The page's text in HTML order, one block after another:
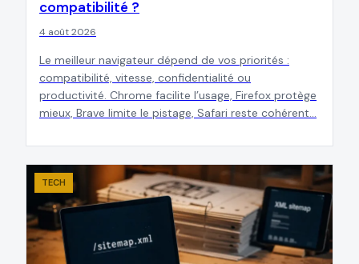
compatibilité ?
4 août 2026
Le meilleur navigateur dépend de vos priorités :
compatibilité, vitesse, confidentialité ou
productivité. Chrome facilite l’usage, Firefox protège
mieux, Brave limite le pistage, Safari reste cohérent…
TECH